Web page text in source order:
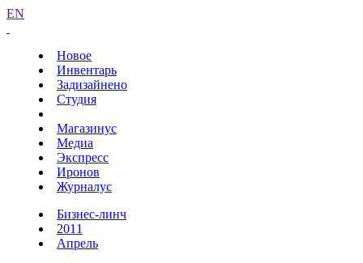
EN
Новое
Инвентарь
Задизайнено
Студия
Магазинус
Медиа
Экспресс
Иронов
Журналус
Бизнес-линч
2011
Апрель